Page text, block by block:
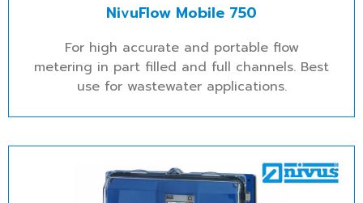
NivuFlow Mobile 750
For high accurate and portable flow
metering in part filled and full channels. Best
use for wastewater applications.